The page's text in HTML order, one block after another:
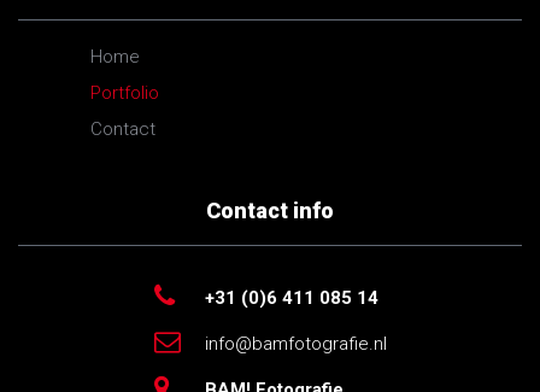
Home
Portfolio
Contact
Contact info
+31 (0)6 411 085 14
info@bamfotografie.nl